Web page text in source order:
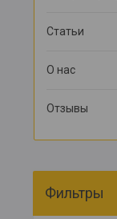
Статьи
О нас
Отзывы
Фильтры